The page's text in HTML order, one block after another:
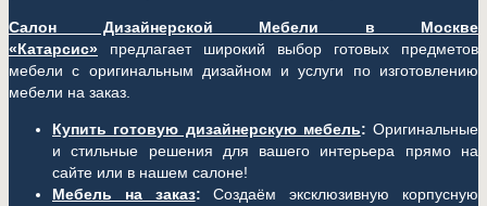
Салон Дизайнерской Мебели в Москве
«Катарсис»
предлагает широкий выбор готовых предметов
мебели с оригинальным дизайном и услуги по изготовлению
мебели на заказ.
Купить готовую дизайнерскую мебель: Оригинальные
и стильные решения для вашего интерьера прямо на
сайте или в нашем салоне!
Мебель на заказ: Создаём эксклюзивную корпусную